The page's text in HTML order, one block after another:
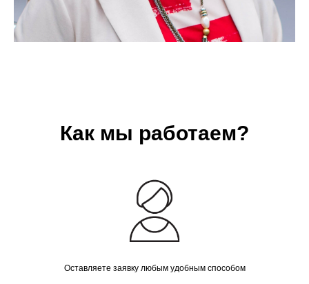
Как мы работаем?
Оставляете заявку любым удобным способом